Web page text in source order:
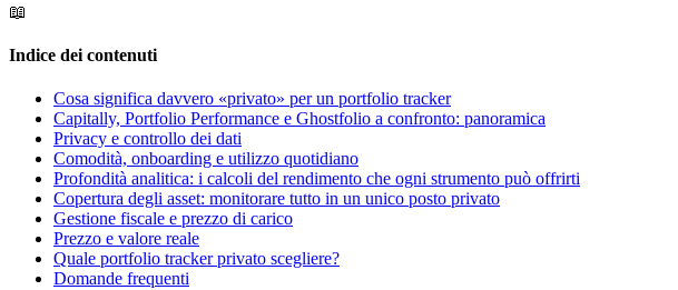
📖
Indice dei contenuti
Cosa significa davvero «privato» per un portfolio tracker
Capitally, Portfolio Performance e Ghostfolio a confronto: panoramica
Privacy e controllo dei dati
Comodità, onboarding e utilizzo quotidiano
Profondità analitica: i calcoli del rendimento che ogni strumento può offrirti
Copertura degli asset: monitorare tutto in un unico posto privato
Gestione fiscale e prezzo di carico
Prezzo e valore reale
Quale portfolio tracker privato scegliere?
Domande frequenti